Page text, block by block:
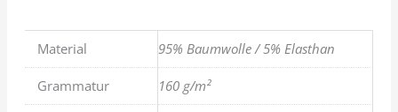
Material 95% Baumwolle / 5% Elasthan
Grammatur 160 g/m²